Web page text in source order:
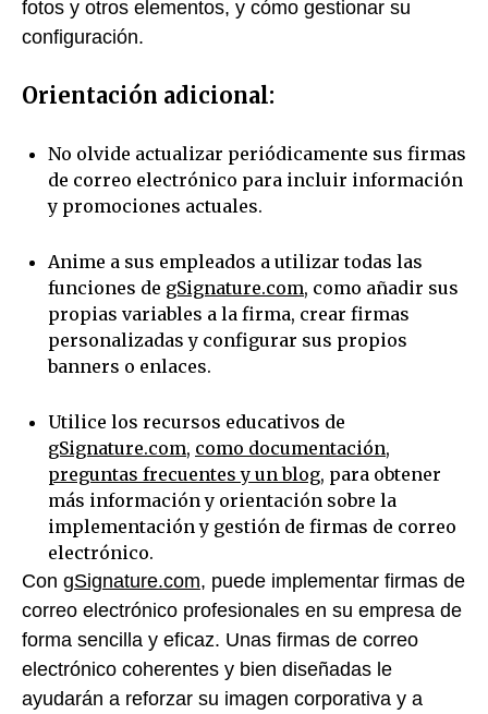
fotos y otros elementos, y cómo gestionar su
configuración.
Orientación adicional:
No olvide actualizar periódicamente sus firmas
de correo electrónico para incluir información
y promociones actuales.
Anime a sus empleados a utilizar todas las
funciones de gSignature.com, como añadir sus
propias variables a la firma, crear firmas
personalizadas y configurar sus propios
banners o enlaces.
Utilice los recursos educativos de
gSignature.com, como documentación,
preguntas frecuentes y un blog, para obtener
más información y orientación sobre la
implementación y gestión de firmas de correo
electrónico.
Con gSignature.com, puede implementar firmas de
correo electrónico profesionales en su empresa de
forma sencilla y eficaz. Unas firmas de correo
electrónico coherentes y bien diseñadas le
ayudarán a reforzar su imagen corporativa y a